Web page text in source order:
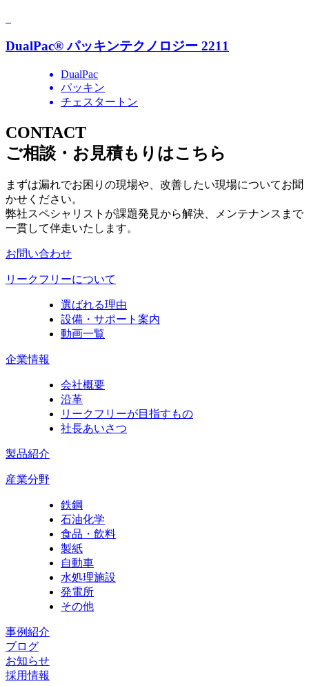
DualPac® パッキンテクノロジー 2211
DualPac
パッキン
チェスタートン
CONTACT
ご相談・お見積もりはこちら
まずは漏れでお困りの現場や、改善したい現場についてお聞
かせください。
弊社スペシャリストが課題発見から解決、メンテナンスまで
一貫して伴走いたします。
お問い合わせ
リークフリーについて
選ばれる理由
設備・サポート案内
動画一覧
企業情報
会社概要
沿革
リークフリーが目指すもの
社長あいさつ
製品紹介
産業分野
鉄鋼
石油化学
食品・飲料
製紙
自動車
水処理施設
発電所
その他
事例紹介
ブログ
お知らせ
採用情報